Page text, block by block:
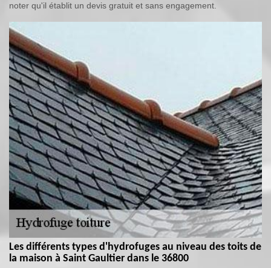
noter qu'il établit un devis gratuit et sans engagement.
Les différents types d'hydrofuges au niveau des toits de
la maison à Saint Gaultier dans le 36800